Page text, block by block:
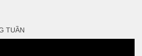
TUẦN